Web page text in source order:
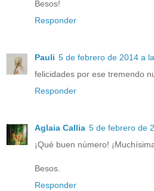
Besos!
Responder
Pauli 5 de febrero de 2014 a
felicidades por ese tremendo
Responder
Aglaia Callia 5 de febrero de
¡Qué buen número!
Besos.
Responder